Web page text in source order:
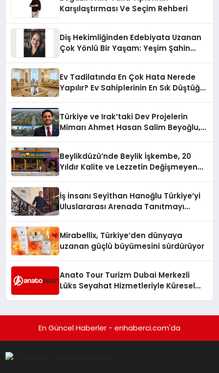
Karşılaştırması Ve Seçim Rehberi
Diş Hekimliğinden Edebiyata Uzanan
Çok Yönlü Bir Yaşam: Yeşim Şahin
Ev Tadilatında En Çok Hata Nerede
Yapılır? Ev Sahiplerinin En Sık Düştüğü
Türkiye ve Irak’taki Dev Projelerin
Mimarı Ahmet Hasan Salim Beyoğlu,
Hayata Geçirecek
Beylikdüzü’nde Beylik İşkembe, 20
Yıldır Kalite ve Lezzetin Değişmeyen
İş İnsanı Seyithan Hanoğlu Türkiye’yi
Uluslararası Arenada Tanıtmayı
Mirabellix, Türkiye’den dünyaya
uzanan güçlü büyümesini sürdürüyor
Anato Tour Turizm Dubai Merkezli
Lüks Seyahat Hizmetleriyle Küresel
En Güncel Haberler - enhaberci.com'da